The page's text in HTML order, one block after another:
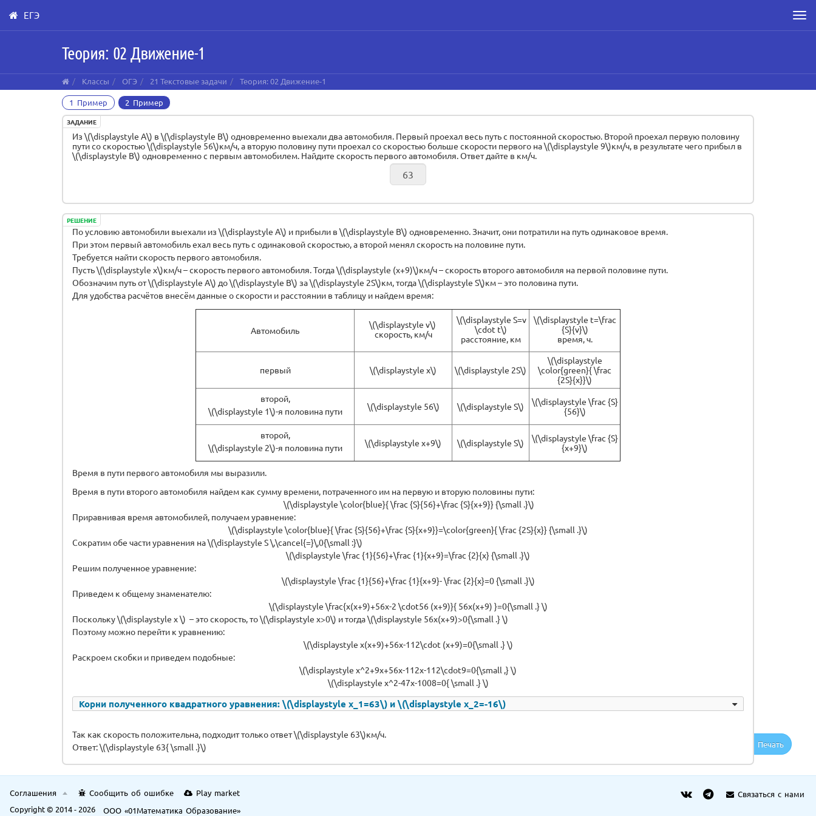
content
ЕГЭ
Теория: 02 Движение-1
Классы ОГЭ 21 Текстовые задачи Теория: 02 Движение-1
Печать
1 Пример 2 Пример
ЗАДАНИЕ
Из \(\displaystyle А\) в \(\displaystyle В\) одновременно выехали два автомобиля. Первый проехал весь путь с постоянной скоростью. Второй проехал первую половину
пути со скоростью \(\displaystyle 56\)км/ч, а вторую половину пути проехал со скоростью больше скорости первого на \(\displaystyle 9\)км/ч, в результате чего прибыл в
\(\displaystyle В\) одновременно с первым автомобилем. Найдите скорость первого автомобиля. Ответ дайте в км/ч.
РЕШЕНИЕ
По условию автомобили выехали из \(\displaystyle А\) и прибыли в \(\displaystyle В\) одновременно. Значит, они потратили на путь одинаковое время.
При этом первый автомобиль ехал весь путь с одинаковой скоростью, а второй менял скорость на половине пути.
Требуется найти скорость первого автомобиля.
Пусть \(\displaystyle x\)км/ч – скорость первого автомобиля. Тогда \(\displaystyle (x+9)\)км/ч – скорость второго автомобиля на первой половине пути.
Обозначим путь от \(\displaystyle А\) до \(\displaystyle В\) за \(\displaystyle 2S\)км, тогда \(\displaystyle S\)км – это половина пути.
Для удобства расчётов внесём данные о скорости и расстоянии в таблицу и найдем время:
Автомобиль
\(\displaystyle v\)
скорость, км/ч
\(\displaystyle S=v
\cdot t\)
расстояние, км
\(\displaystyle t=\frac
{S}{v}\)
время, ч.
первый \(\displaystyle x\) \(\displaystyle 2S\)
\(\displaystyle
\color{green}{ \frac
{2S}{x}}\)
второй,
\(\displaystyle 1\)-я половина пути
\(\displaystyle 56\) \(\displaystyle S\)
\(\displaystyle \frac {S}
{56}\)
второй,
\(\displaystyle 2\)-я половина пути
\(\displaystyle x+9\) \(\displaystyle S\)
\(\displaystyle \frac {S}
{x+9}\)
Время в пути первого автомобиля мы выразили.
Время в пути второго автомобиля найдем как сумму времени, потраченного им на первую и вторую половины пути:
\(\displaystyle \color{blue}{ \frac {S}{56}+\frac {S}{x+9}} {\small .}\)
Приравнивая время автомобилей, получаем уравнение:
\(\displaystyle \color{blue}{ \frac {S}{56}+\frac {S}{x+9}}=\color{green}{ \frac {2S}{x}} {\small .}\)
Сократим обе части уравнения на \(\displaystyle S \,\cancel{=}\,0{\small :}\)
\(\displaystyle \frac {1}{56}+\frac {1}{x+9}=\frac {2}{x} {\small .}\)
Решим полученное уравнение:
\(\displaystyle \frac {1}{56}+\frac {1}{x+9}- \frac {2}{x}=0 {\small .}\)
Приведем к общему знаменателю:
\(\displaystyle \frac{x(x+9)+56x-2 \cdot56 (x+9)}{ 56x(x+9) }=0{\small .} \)
Поскольку \(\displaystyle x \) – это скорость, то \(\displaystyle x>0\) и тогда \(\displaystyle 56x(x+9)>0{\small .} \)
Поэтому можно перейти к уравнению:
\(\displaystyle x(x+9)+56x-112\cdot (x+9)=0{\small .} \)
Раскроем скобки и приведем подобные:
\(\displaystyle x^2+9x+56x-112x-112\cdot9=0{\small ,} \)
\(\displaystyle x^2-47x-1008=0{ \small .} \)
Корни полученного квадратного уравнения: \(\displaystyle x_1=63\) и \(\displaystyle x_2=-16\)
Так как скорость положительна, подходит только ответ \(\displaystyle 63\)км/ч.
Ответ: \(\displaystyle 63{ \small .}\)
Соглашения Сообщить об ошибке Play market
Связаться с нами
Copyright © 2014 - 2026
ООО «01Математика Образование»